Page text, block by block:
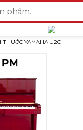
THƯỚC YAMAHA U2C